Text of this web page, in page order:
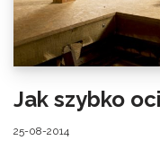
Jak szybko
25-08-2014